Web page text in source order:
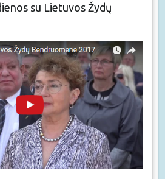
su Lietuvos Žydų